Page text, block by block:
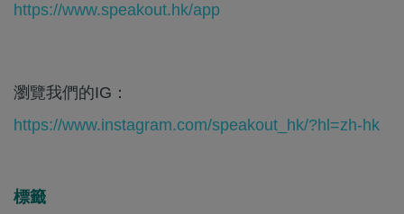
https://www.speakout.hk/app
瀏覽我們的IG：
https://www.instagram.com/speakout_hk/?hl=zh-hk
標籤